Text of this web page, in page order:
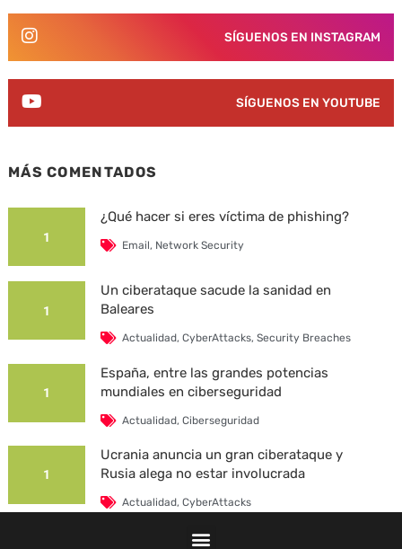
SÍGUENOS EN INSTAGRAM
SÍGUENOS EN YOUTUBE
MÁS COMENTADOS
1
¿Qué hacer si eres víctima de phishing?
Email, Network Security
1
Un ciberataque sacude la sanidad en
Baleares
Actualidad,CyberAttacks,Security Breaches
1
España, entre las grandes potencias
mundiales en ciberseguridad
Actualidad,Ciberseguridad
1
Ucrania anuncia un gran ciberataque y
Rusia alega no estar involucrada
Actualidad,CyberAttacks
La Universidad Autónoma de Barcelona es